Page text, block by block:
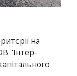
на
“Інтер-